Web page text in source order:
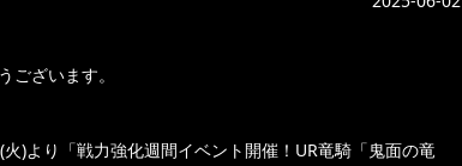
ございます。
)より「戦力強化週間イベント開催！UR竜騎「鬼面の竜